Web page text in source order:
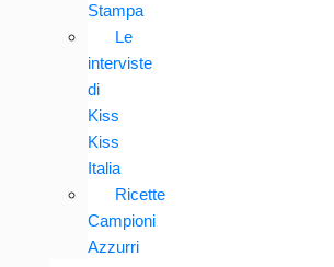
Stampa
Le
interviste
di
Kiss
Kiss
Italia
Ricette
Campioni
Azzurri